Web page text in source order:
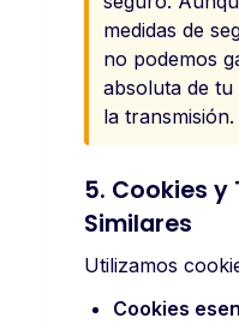
medidas de
no podemos
absoluta de
la transmisión.
5. Cookies
Similares
Utilizamos
Cookies